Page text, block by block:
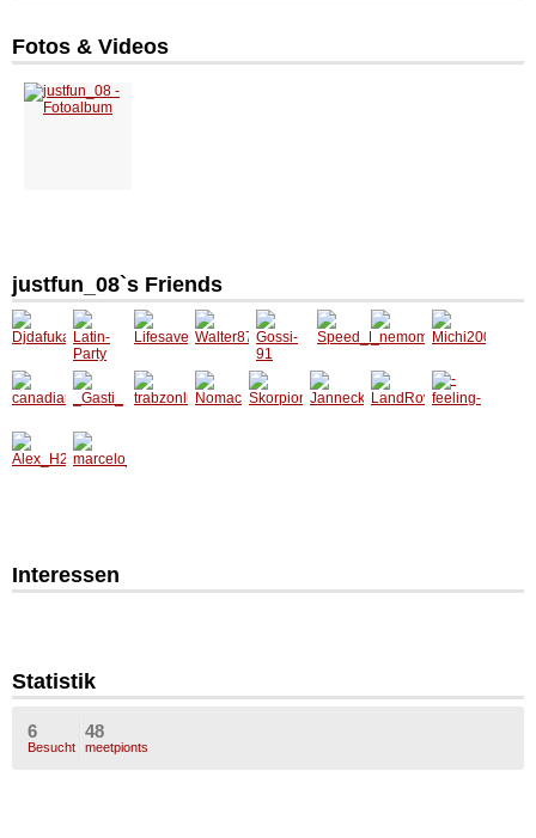
Fotos & Videos
justfun_08`s Friends
Interessen
Statistik
6
Besucht
48
meetpionts